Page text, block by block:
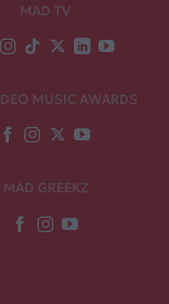
MAD TV
MUSIC AWARDS
MAD GREEKZ